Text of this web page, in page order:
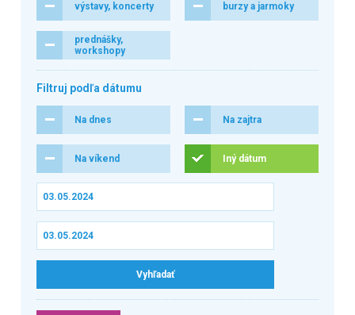
výstavy, koncerty burzy a jarmoky
prednášky,
workshopy
Filtruj podľa dátumu
Na dnes Na zajtra
Na víkend Iný dátum